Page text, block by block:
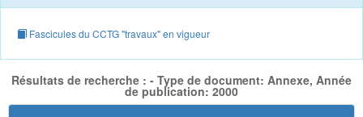
Fascicules du CCTG "travaux" en vigueur
Résultats de recherche : - Type de document: Annexe, Année
de publication: 2000